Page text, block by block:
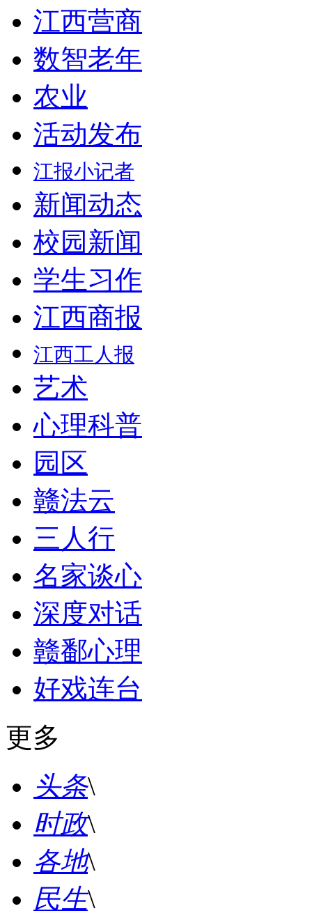
江西营商
数智老年
农业
活动发布
江报小记者
新闻动态
校园新闻
学生习作
江西商报
江西工人报
艺术
心理科普
园区
赣法云
三人行
名家谈心
深度对话
赣鄱心理
好戏连台
更多
头条\
时政\
各地\
民生\